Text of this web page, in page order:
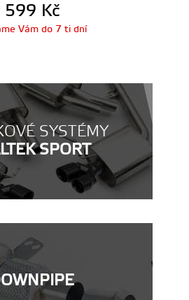
599 Kč
Vám do 7 ti dní
SYSTÉMY
SPORT